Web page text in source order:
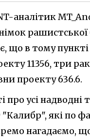
аналітик
рашистської
що в тому
11356, три
проекту 636.6.
про усі
які по
нагадаємо,